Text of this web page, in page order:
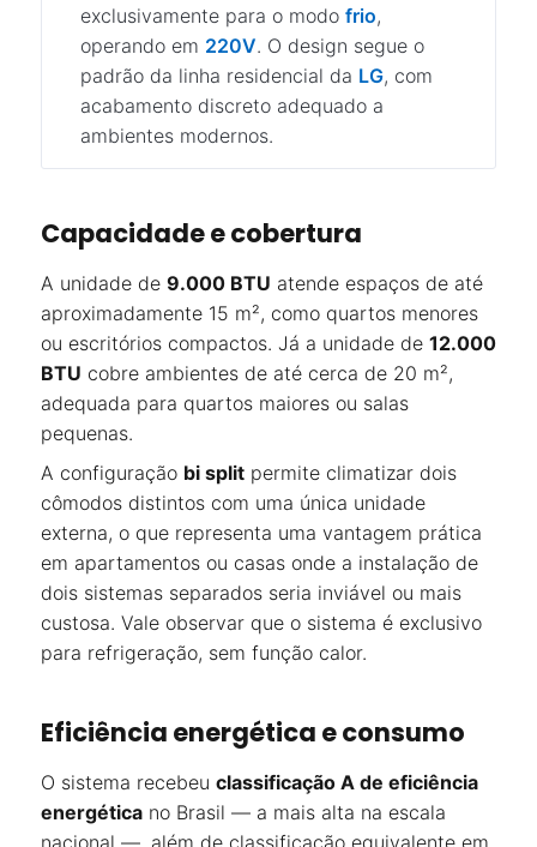
exclusivamente para o modo frio,
operando em 220V. O design segue o
padrão da linha residencial da LG, com
acabamento discreto adequado a
ambientes modernos.
Capacidade e cobertura
A unidade de 9.000 BTU atende espaços de até
aproximadamente 15 m², como quartos menores
ou escritórios compactos. Já a unidade de 12.000
BTU cobre ambientes de até cerca de 20 m²,
adequada para quartos maiores ou salas
pequenas.
A configuração bi split permite climatizar dois
cômodos distintos com uma única unidade
externa, o que representa uma vantagem prática
em apartamentos ou casas onde a instalação de
dois sistemas separados seria inviável ou mais
custosa. Vale observar que o sistema é exclusivo
para refrigeração, sem função calor.
Eficiência energética e consumo
O sistema recebeu classificação A de eficiência
energética no Brasil — a mais alta na escala
nacional —, além de classificação equivalente em